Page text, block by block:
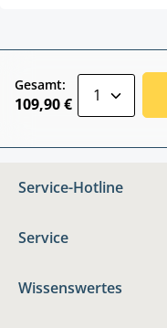
Gesamt:
109,90 €
Service-Hotline
Service
Wissenswertes